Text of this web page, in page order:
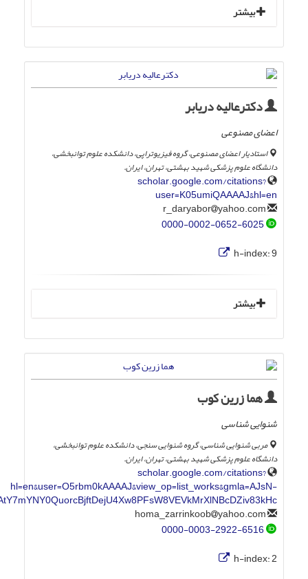
بیشتر
دکترعالیه دریابر
اعضای مصنوعی
استادیار اعضای مصنوعی، گروه فیزیوتراپی، دانشکده علوم توانبخشی،
دانشگاه علوم پزشکی شهید بهشتی، تهران، ایران.
scholar.google.com/citations?
user=K05umiQAAAAJ&hl=en
yahoo.com
0000-0002-0652-6025
h-index:9
بیشتر
هما زرین کوب
شنوایی شناسی
مربی شنوایی شناسی، گروه شنوایی سنجی، دانشکده علوم توانبخشی،
دانشگاه علوم پزشکی شهید بهشتی، تهران، ایران.
scholar.google.com/citations?
hl=en&user=O5rbm0kAAAAJ&view_op=list_works&gmla=AJsN-
yahoo.com
0000-0003-2922-6516
h-index:2